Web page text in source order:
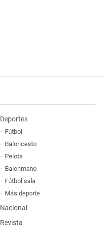
Deportes
Fútbol
Baloncesto
Pelota
Balonmano
Fútbol sala
Más deporte
Nacional
Revista